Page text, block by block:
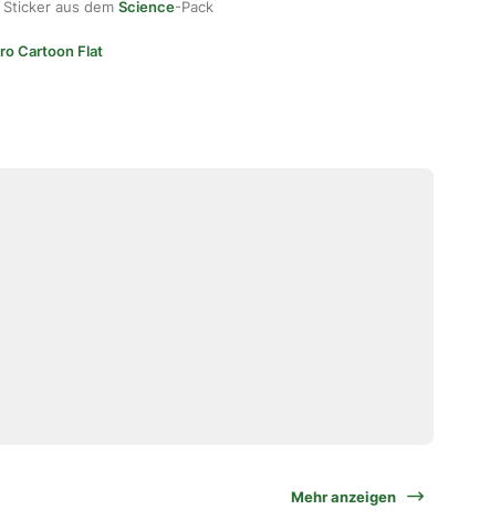
aus dem Science-Pack
Cartoon Flat
Mehr anzeigen